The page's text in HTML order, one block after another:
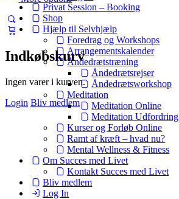
Indkøbskurv
Ingen varer i kurven.
Login Bliv medlem
Privat Session – Booking
Shop
Hjælp til Selvhjælp
Foredrag og Workshops
Arrangementskalender
Åndedrætstræning
Åndedrætsrejser
Åndedrætsworkshop
Meditation
Meditation Online
Meditation Udfordring
Kurser og Forløb Online
Ramt af kræft – hvad nu?
Mental Wellness & Fitness
Om Succes med Livet
Kontakt Succes med Livet
Bliv medlem
Log In